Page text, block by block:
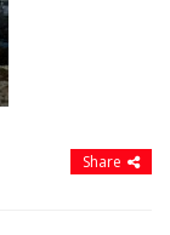
Share